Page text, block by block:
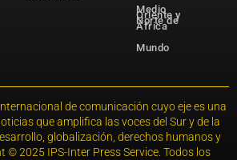
Medio
Oriente y
Norte de
África
Mundo
de comunicación cuyo eje es una
que amplifica las voces del Sur y de la
globalización, derechos humanos y
© 2025 IPS-Inter Press Service. Todos los